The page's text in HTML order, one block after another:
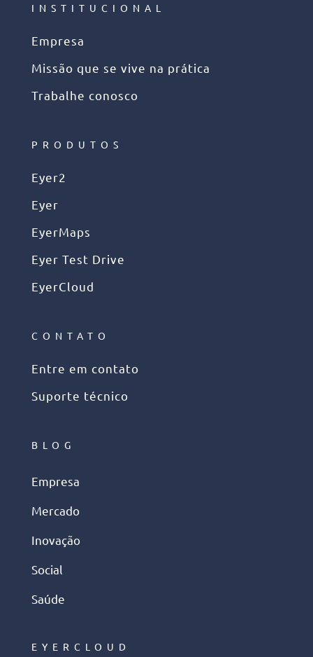
INSTITUCIONAL
Empresa
Missão que se vive na prática
Trabalhe conosco
PRODUTOS
Eyer2
Eyer
EyerMaps
Eyer Test Drive
EyerCloud
CONTATO
Entre em contato
Suporte técnico
BLOG
Empresa
Mercado
Inovação
Social
Saúde
EYERCLOUD